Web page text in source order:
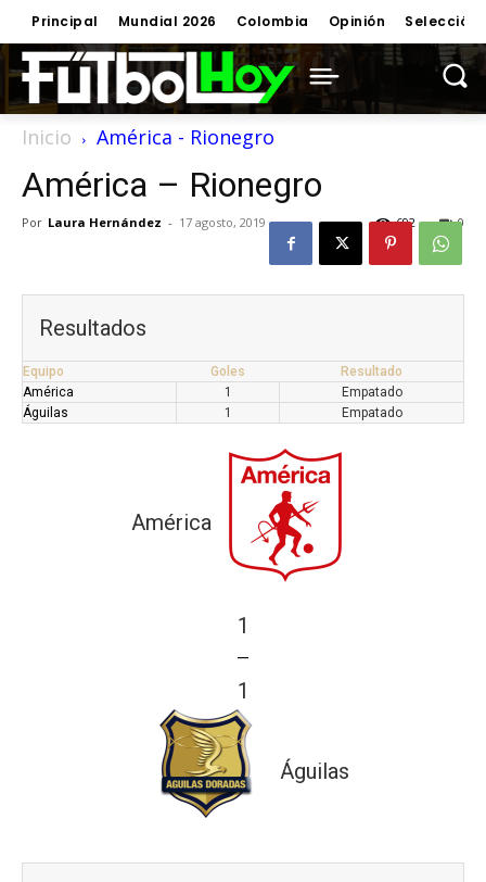
Principal Mundial 2026 Colombia Opinión Selección
Inicio América - Rionegro
América – Rionegro
Por Laura Hernández - 17 agosto, 2019 0
692
Resultados
Equipo Goles
Resultado
América
1
Empatado
Águilas
1 Empatado
América
1
—
1
Águilas